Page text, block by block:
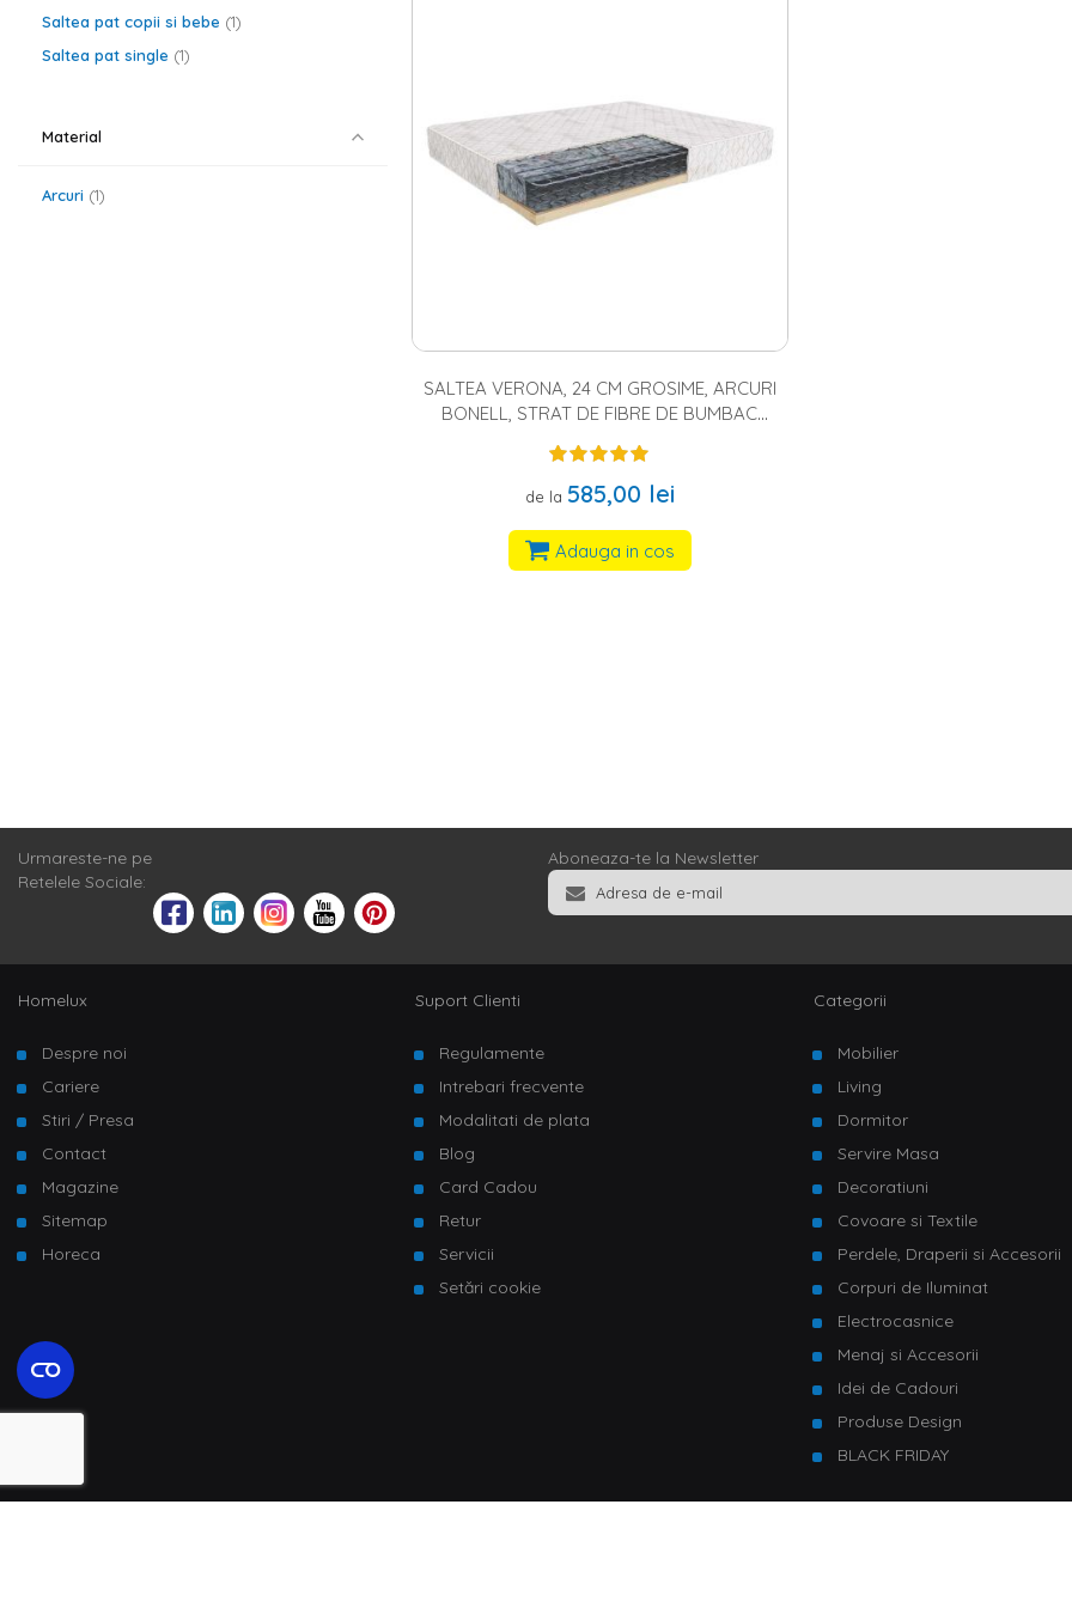
Saltele pentru copii – alege modelul potrivit pentru prichindelul tau
In ofertele Homelux gasesti o gama variata de paturi. Fie ca vorbim de paturi
modele din care poti alege varianta optima pentru tine si familia ta. Daca vorbim
influenta destul de mare asupra starii de sanatate. Iar atunci cand cauti salteaua
alergenilor, bacteriilor sau a transpiratiei nocturne.
alte variante pe care le poti descoperi in ofertele Homelux.
SALTEA VERONA, 24 CM GROSIME, ARCURI
BONELL, STRAT DE FIBRE DE BUMBAC
de la 585,00 lei
Adauga in cos
Saltea pat copii si bebe
1
Saltea pat single
1
Material
Arcuri 1
Urmareste-ne pe
Retelele Sociale:
Aboneaza-te la Newsletter
Homelux
Despre noi
Cariere
Stiri / Presa
Contact
Magazine
Sitemap
Horeca
Suport Clienti
Regulamente
Intrebari frecvente
Modalitati de plata
Blog
Card Cadou
Retur
Servicii
Setări cookie
Categorii
Mobilier
Living
Dormitor
Servire Masa
Decoratiuni
Covoare si Textile
Perdele, Draperii si Accesorii
Corpuri de Iluminat
Electrocasnice
Menaj si Accesorii
Idei de Cadouri
Produse Design
BLACK FRIDAY